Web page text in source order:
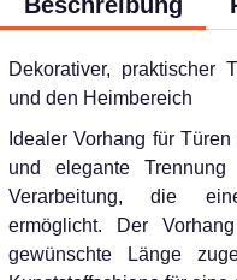
Dekorativer, praktischer
und den Heimbereich
Idealer Vorhang für
und elegante Trennung
Verarbeitung, die
ermöglicht. Der
gewünschte Länge